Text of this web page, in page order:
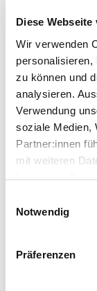
Diese
Wir verwenden
personalisieren,
zu können und
analysieren.
Verwendung
soziale Medien,
Partner:innen
mit weiteren
bereitgestellt
Notwendig
Präferenzen
Medien
Geschlecht
Mädchen
Grösse
50 cm
Gewicht